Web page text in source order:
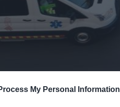
My Personal Information